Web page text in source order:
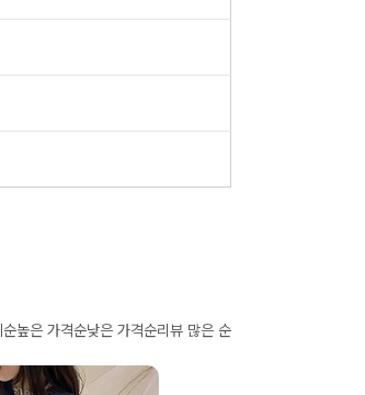
순높은 가격순낮은 가격순리뷰 많은 순